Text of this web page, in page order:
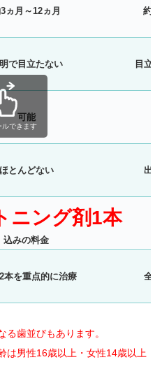
ヵ月～12ヵ月 約1
で目立たない 目立
可能
ほとんどない 出
ニング剤1本
込みの料金
本を重点的に治療 全
ルできます
歯並びもあります。
は男性16歳以上・女性14歳以上